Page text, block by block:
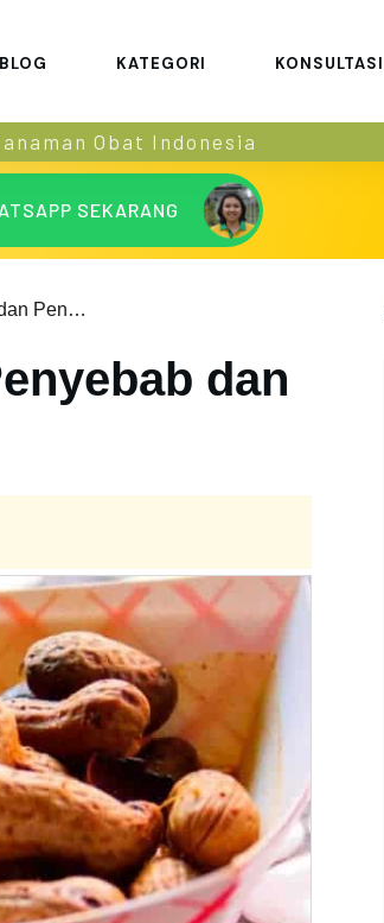
BLOG KATEGORI KONSULTASI
Obat Indonesia
SEKARANG
Alergi Kacang Tanah: Penyebab dan Pencegahannya
dan